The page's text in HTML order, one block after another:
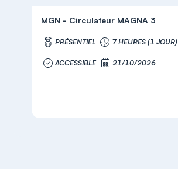
MGN - Circulateur MAGNA 3
PRÉSENTIEL 7 HEURES (1 JOUR)
ACCESSIBLE 21/10/2026